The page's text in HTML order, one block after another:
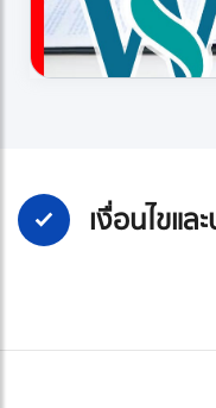
เงื่อนไขแล